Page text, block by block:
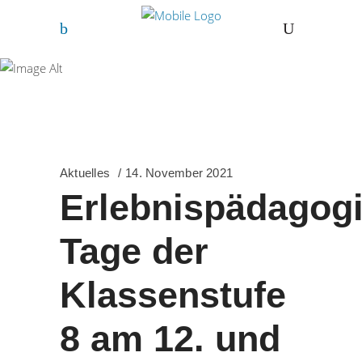
Gymnasium
Aktuelles 14. November 2021
Tage der
Klassenstufe
8 am 12. und